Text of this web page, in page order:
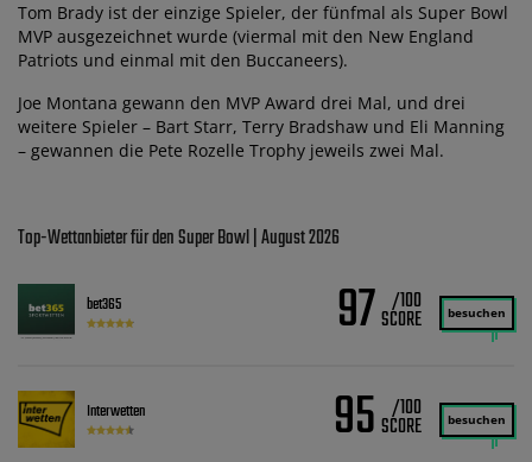
Tom Brady ist der einzige Spieler, der fünfmal als Super Bowl
MVP ausgezeichnet wurde (viermal mit den New England
Patriots und einmal mit den Buccaneers).
Joe Montana gewann den MVP Award drei Mal, und drei
weitere Spieler – Bart Starr, Terry Bradshaw und Eli Manning
– gewannen die Pete Rozelle Trophy jeweils zwei Mal.
Top-Wettanbieter für den Super Bowl | August 2026
bet365 97 /100 besuchen
Interwetten 95 /100 besuchen